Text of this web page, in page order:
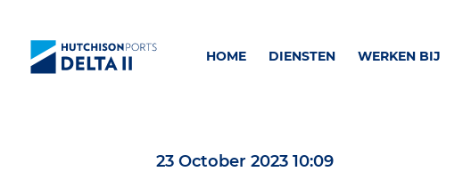
HOME DIENSTEN WERKEN BIJ
23 October 2023 10:09